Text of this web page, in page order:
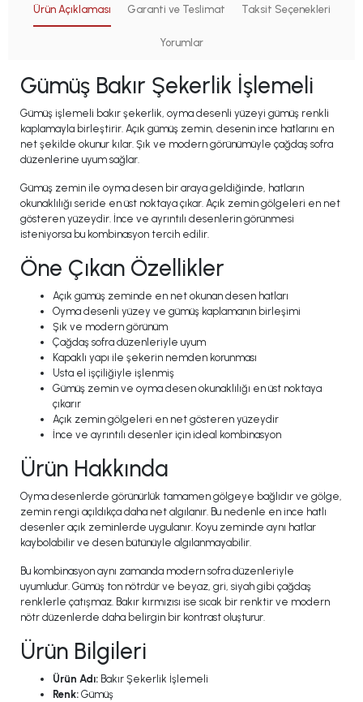
Ürün Açıklaması Garanti ve Teslimat Taksit Seçenekleri
Yorumlar
Gümüş Bakır Şekerlik İşlemeli
Gümüş işlemeli bakır şekerlik, oyma desenli yüzeyi gümüş renkli
kaplamayla birleştirir. Açık gümüş zemin, desenin ince hatlarını en
net şekilde okunur kılar. Şık ve modern görünümüyle çağdaş sofra
düzenlerine uyum sağlar.
Gümüş zemin ile oyma desen bir araya geldiğinde, hatların
okunaklılığı seride en üst noktaya çıkar. Açık zemin gölgeleri en net
gösteren yüzeydir. İnce ve ayrıntılı desenlerin görünmesi
isteniyorsa bu kombinasyon tercih edilir.
Öne Çıkan Özellikler
Açık gümüş zeminde en net okunan desen hatları
Oyma desenli yüzey ve gümüş kaplamanın birleşimi
Şık ve modern görünüm
Çağdaş sofra düzenleriyle uyum
Kapaklı yapı ile şekerin nemden korunması
Usta el işçiliğiyle işlenmiş
Gümüş zemin ve oyma desen okunaklılığı en üst noktaya
çıkarır
Açık zemin gölgeleri en net gösteren yüzeydir
İnce ve ayrıntılı desenler için ideal kombinasyon
Ürün Hakkında
Oyma desenlerde görünürlük tamamen gölgeye bağlıdır ve gölge,
zemin rengi açıldıkça daha net algılanır. Bu nedenle en ince hatlı
desenler açık zeminlerde uygulanır. Koyu zeminde aynı hatlar
kaybolabilir ve desen bütünüyle algılanmayabilir.
Bu kombinasyon aynı zamanda modern sofra düzenleriyle
uyumludur. Gümüş ton nötrdür ve beyaz, gri, siyah gibi çağdaş
renklerle çatışmaz. Bakır kırmızısı ise sıcak bir renktir ve modern
nötr düzenlerde daha belirgin bir kontrast oluşturur.
Ürün Bilgileri
Ürün Adı: Bakır Şekerlik İşlemeli
Renk: Gümüş